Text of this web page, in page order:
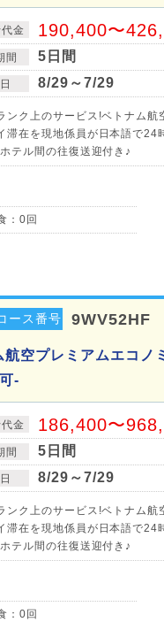
金 190,400〜
間 5日間
8/29～7/29
ンク上のサービス!ベトナム
滞在を現地係員が日本語で24
テル間の往復送迎付き♪
：0回
ース番号 9WV52HF
航空プレミアムエコノ
-
金 186,400〜
間 5日間
8/29～7/29
ンク上のサービス!ベトナム
滞在を現地係員が日本語で24
テル間の往復送迎付き♪
：0回